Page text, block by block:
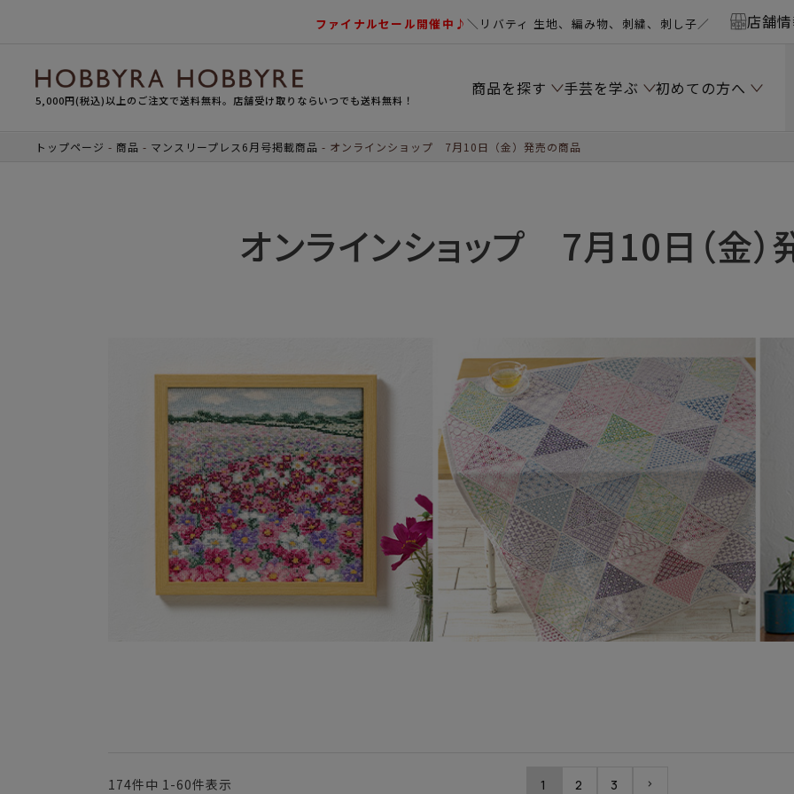
ファイナルセール開催中♪＼リバティ 生地、編み物、刺繍、刺し子／ 店舗
5,000円(税込)以上のご注文で送料無料。店舗受け取りならいつでも送料無料！
商品を探す 手芸を学ぶ 初めての方へ
トップページ 商品 マンスリープレス6月号掲載商品 オンラインショップ 7月10日（金）発売の商品
オンラインショップ 7月10日（金
174件中 1 -60件表示 1 2 3